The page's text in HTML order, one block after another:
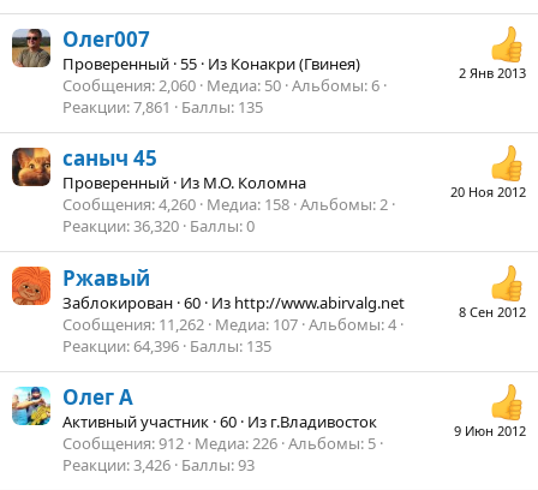
2 Янв 2013
Олег007
Проверенный ·55 · Из Конакри (Гвинея)
Сообщения 2,060 Медиа 50 Альбомы 6
Реакции 7,861 Баллы 135
20 Ноя 2012
саныч 45
Проверенный · Из М.О. Коломна
Сообщения 4,260 Медиа 158 Альбомы 2
Реакции 36,320 Баллы 0
8 Сен 2012
Ржавый
Заблокирован ·60 · Из http://www.abirvalg.net
Сообщения 11,262 Медиа 107 Альбомы 4
Реакции 64,396 Баллы 135
9 Июн 2012
Олег А
Активный участник ·60 · Из г.Владивосток
Сообщения 912 Медиа 226 Альбомы 5
Реакции 3,426 Баллы 93